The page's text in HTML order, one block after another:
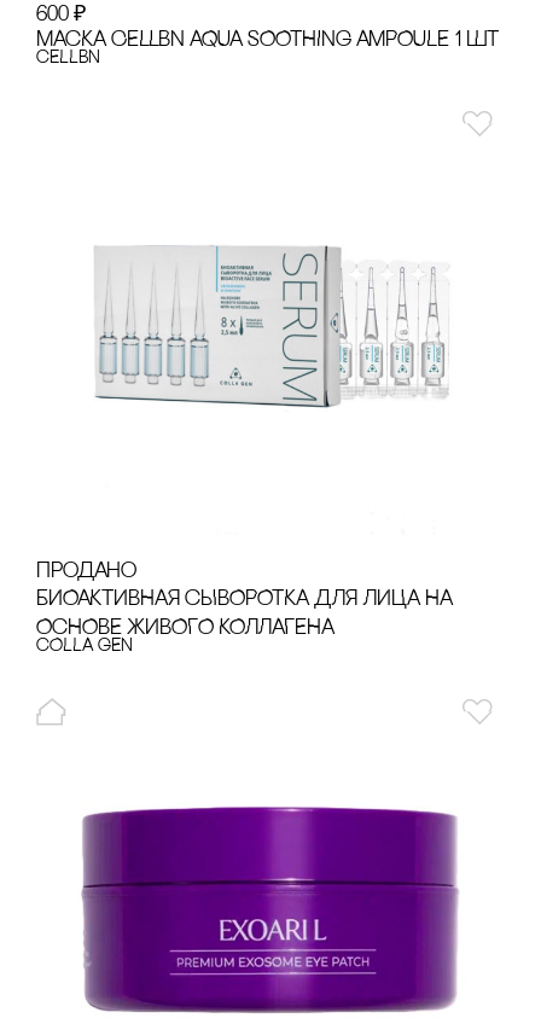
600 ₽
МАсКА CELLBN AQUA SOOTHING AMPOULE 1 ШТ
cELLBN
продано
БИОАКТИВНАЯ сЫВОРОТКА ДЛЯ ЛИЦА НА
ОсНОВЕ ЖИВОГО КОЛЛАГЕНА
cOLLA GEN